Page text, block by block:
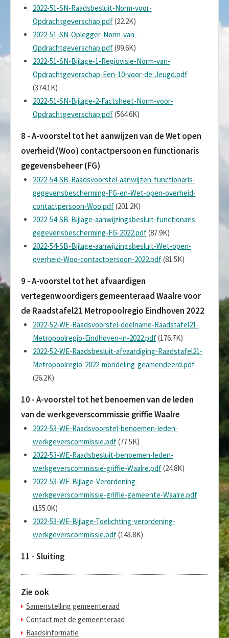
2022-51-SN-Raadsbesluit-Norm-voor-
Opdrachtgeverschap.pdf(22.2K)
2022-51-SN-Oplegger-Norm-van-
Opdrachtgeverschap.pdf(99.6K)
2022-51-SN-Bijlage-1-Regiovisie-Norm-van-
Opdrachtgeverschap-Een-10-voor-de-Jeugd.pdf
(374.1K)
2022-51-SN-Bijlage-2-Factsheet-Norm-voor-
Opdrachtgeverschap.pdf(564.6K)
8 - A-voorstel tot het aanwijzen van de Wet open
overheid (Woo) contactpersoon en functionaris
gegevensbeheer (FG)
2022-54-SB-Raadsvoorstel-aanwijzen-functionaris-
gegevensbescherming-FG-en-Wet-open-overheid-
contactpersoon-Woo.pdf(201.2K)
2022-54-SB-Bijlage-aanwijzingsbesluit-functionaris-
gegevensbescherming-FG-2022.pdf(87.9K)
2022-54-SB-Bijlage-aanwijzingsbesluit-Wet-open-
overheid-Woo-contactpersoon-2022.pdf(81.5K)
9 - A-voorstel tot het afvaardigen
vertegenwoordigers gemeenteraad Waalre voor
de Raadstafel21 Metropoolregio Eindhoven 2022
2022-52-WE-Raadsvoorstel-deelname-Raadstafel21-
Metropoolregio-Eindhoven-in-2022.pdf(176.7K)
2022-52-WE-Raadsbesluit-afvaardiging-Raadstafel21-
Metropoolregio-2022-mondeling-geamendeerd.pdf
(26.2K)
10 - A-voorstel tot het benoemen van de leden
van de werkgeverscommissie griffie Waalre
2022-53-WE-Raadsvoorstel-benoemen-leden-
werkgeverscommissie.pdf(77.5K)
2022-53-WE-Raadsbesluit-benoemen-leden-
werkgeverscommissie-griffie-Waalre.pdf(24.8K)
2022-53-WE-Bijlage-Verordening-
werkgeverscommissie-griffie-gemeente-Waalre.pdf
(155.0K)
2022-53-WE-Bijlage-Toelichting-verordening-
werkgeverscommissie.pdf(143.8K)
11 - Sluiting
Zie ook
Samenstelling gemeenteraad
Contact met de gemeenteraad
Raadsinformatie